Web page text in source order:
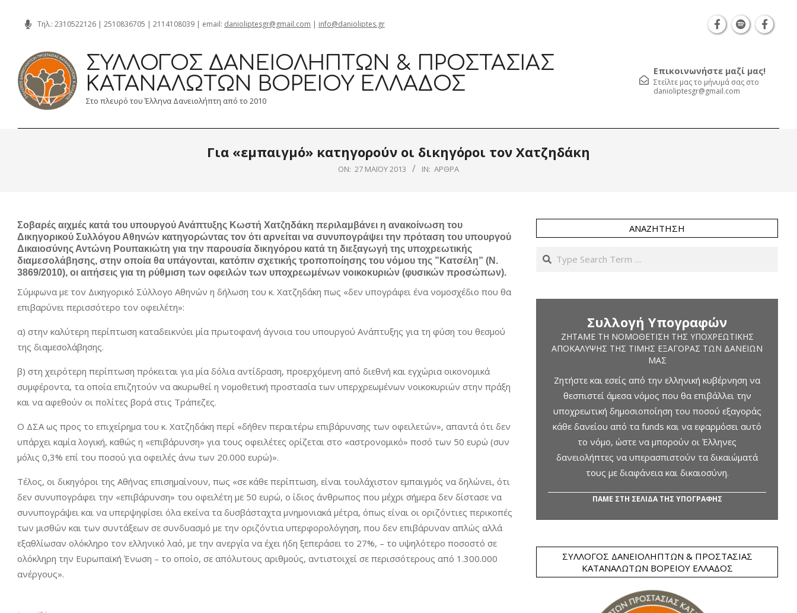
content
Τηλ.: 2310522126 | 2510836705 | 2114108039 | email: danioliptesgr@gmail.com | info@danioliptes.gr
ΣΎΛΛΟΓΟΣ ΔΑΝΕΙΟΛΗΠΤΏΝ & ΠΡΟΣΤΑΣΊΑΣ
ΚΑΤΑΝΑΛΩΤΏΝ ΒΟΡΕΊΟΥ ΕΛΛΆΔΟΣ
Στο πλευρό του Έλληνα Δανειολήπτη από το 2010
Επικοινωνήστε μαζί μας!
Στείλτε μας το μήνυμά σας στο
danioliptesgr@gmail.com
Για «εμπαιγμό» κατηγορούν οι δικηγόροι τον Χατζηδάκη
ON: 27 ΜΑΪ́ΟΥ 2013 IN: ΆΡΘΡΑ
Σοβαρές αιχμές κατά του υπουργού Ανάπτυξης Κωστή Χατζηδάκη περιλαμβάνει η ανακοίνωση του
Δικηγορικού Συλλόγου Αθηνών κατηγορώντας τον ότι αρνείται να συνυπογράψει την πρόταση του υπουργού
Δικαιοσύνης Αντώνη Ρουπακιώτη για την παρουσία δικηγόρου κατά τη διεξαγωγή της υποχρεωτικής
διαμεσολάβησης, στην οποία θα υπάγονται, κατόπιν σχετικής τροποποίησης του νόμου της ”Κατσέλη” (Ν.
3869/2010), οι αιτήσεις για τη ρύθμιση των οφειλών των υποχρεωμένων νοικοκυριών (φυσικών προσώπων).
Σύμφωνα με τον Δικηγορικό Σύλλογο Αθηνών η δήλωση του κ. Χατζηδάκη πως «δεν υπογράφει ένα νομοσχέδιο που θα
επιβαρύνει περισσότερο τον οφειλέτη»:
α) στην καλύτερη περίπτωση καταδεικνύει μία πρωτοφανή άγνοια του υπουργού Ανάπτυξης για τη φύση του θεσμού
της διαμεσολάβησης.
β) στη χειρότερη περίπτωση πρόκειται για μία δόλια αντίδραση, προερχόμενη από διεθνή και εγχώρια οικονομικά
συμφέροντα, τα οποία επιζητούν να ακυρωθεί η νομοθετική προστασία των υπερχρεωμένων νοικοκυριών στην πράξη
και να αφεθούν οι πολίτες βορά στις Τράπεζες.
Ο ΔΣΑ ως προς το επιχείρημα του κ. Χατζηδάκη περί «δήθεν περαιτέρω επιβάρυνσης των οφειλετών», απαντά ότι δεν
υπάρχει καμία λογική, καθώς η «επιβάρυνση» για τους οφειλέτες ορίζεται στο «αστρονομικό» ποσό των 50 ευρώ (συν
μόλις 0,3% επί του ποσού για οφειλές άνω των 20.000 ευρώ)».
Τέλος, οι δικηγόροι της Αθήνας επισημαίνουν, πως «σε κάθε περίπτωση, είναι τουλάχιστον εμπαιγμός να δηλώνει, ότι
δεν συνυπογράφει την «επιβάρυνση» του οφειλέτη με 50 ευρώ, ο ίδιος άνθρωπος που μέχρι σήμερα δεν δίστασε να
συνυπογράψει και να υπερψηφίσει όλα εκείνα τα δυσβάσταχτα μνημονιακά μέτρα, όπως είναι οι οριζόντιες περικοπές
των μισθών και των συντάξεων σε συνδυασμό με την οριζόντια υπερφορολόγηση, που δεν επιβάρυναν απλώς αλλά
εξαθλίωσαν ολόκληρο τον ελληνικό λαό, με την ανεργία να έχει ήδη ξεπεράσει το 27%, – το υψηλότερο ποσοστό σε
ολόκληρη την Ευρωπαϊκή Ένωση – το οποίο, σε απόλυτους αριθμούς, αντιστοιχεί σε περισσότερους από 1.300.000
ανέργους».
ΑΝΑΖΉΤΗΣΗ
Search
Συλλογή Υπογραφών
ΖΗΤΆΜΕ ΤΗ ΝΟΜΟΘΈΤΙΣΗ ΤΗΣ ΥΠΟΧΡΕΩΤΙΚΉΣ
ΑΠΟΚΆΛΥΨΗΣ ΤΗΣ ΤΙΜΉΣ ΕΞΑΓΟΡΆΣ ΤΩΝ ΔΑΝΕΊΩΝ
ΜΑΣ
Ζητήστε και εσείς από την ελληνική κυβέρνηση να
θεσπιστεί άμεσα νόμος που θα επιβάλλει την
υποχρεωτική δημοσιοποίηση του ποσού εξαγοράς
κάθε δανείου από τα funds και να εφαρμόσει αυτό
το νόμο, ώστε να μπορούν οι Έλληνες
δανειολήπτες να υπερασπιστούν τα δικαιώματά
τους με διαφάνεια και δικαιοσύνη.
ΠΑΜΕ ΣΤΗ ΣΕΛΙΔΑ ΤΗΣ ΥΠΟΓΡΑΦΗΣ
ΣΎΛΛΟΓΟΣ ΔΑΝΕΙΟΛΗΠΤΏΝ & ΠΡΟΣΤΑΣΊΑΣ
ΚΑΤΑΝΑΛΩΤΏΝ ΒΟΡΕΊΟΥ ΕΛΛΆΔΟΣ